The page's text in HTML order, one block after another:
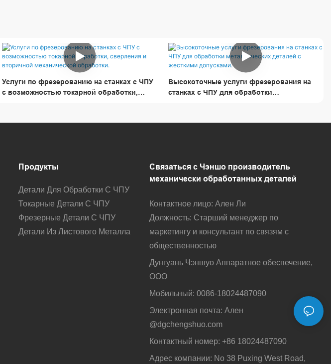
Услуги по фрезерованию на станках с ЧПУ
с возможностью токарной обработки,
Высокоточные услуги фрезерования на
станках с ЧПУ для обработки
Продукты
Детали Для Обработки С ЧПУ
Токарные Детали С ЧПУ
Фрезерные Детали С ЧПУ
Детали Из Листового Металла
Связаться с Чэншо производитель
механически обработанных деталей
Контактное лицо: Ален Ли
Должность: Старший менеджер по
маркетингу и консультант по связям с
общественностью
Дунгуань Чэншуо Аппаратное обеспечение,
ООО
Мобильный: 0086-18024487090
Электронная почта: Ален
@dgchengshuo.com
Контактный номер: +86 18024487090
Адрес компании: No 38 Puxing West Road,